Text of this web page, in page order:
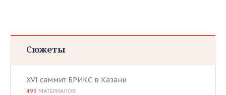
Сюжеты
XVI саммит БРИКС в Казани
499 МАТЕРИАЛОВ